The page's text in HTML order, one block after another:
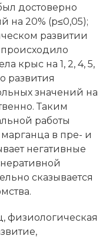
достоверно
на 20% (р≤0,05);
развитии
происходило
крыс на 1, 2, 4, 5,
развития
значений на
Таким
работы
марганца в пре- и
негативные
сказывается
физиологическая